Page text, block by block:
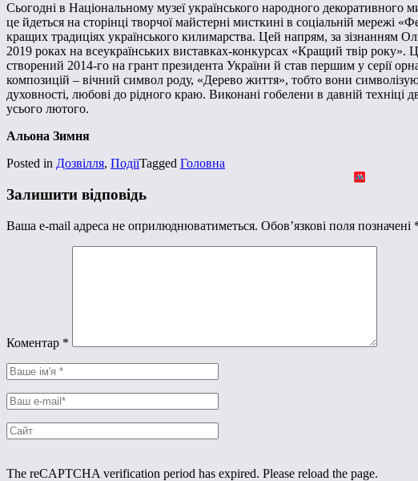
Сьогодні в Національному музеї українського народного
це йдеться на сторінці творчої майстерні мисткині в соціальній мережі
кращих традиціях українського килимарства. Цей напрям, за зізнанням
2019 роках на всеукраїнських виставках-конкурсах «Кращий твір
створений 2014-го на грант президента України й став першим у серії
композицій – вічний символ роду, «Дерево життя», тобто вони
духовності, любові до рідного краю. Виконані гобелени в давній
усього лютого.
Альона Зимня
Posted in Дозвілля, ПодіїTagged Головна
Залишити відповідь
Ваша e-mail адреса не оприлюднюватиметься. Обов’язкові поля позначені
Коментар *
The reCAPTCHA verification period has expired. Please reload the page.